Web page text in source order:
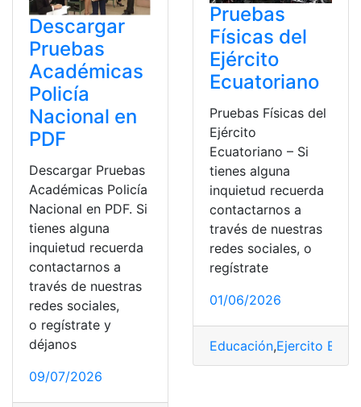
Descargar
Pruebas
Académicas
Policía
Nacional en
PDF
Descargar Pruebas
Académicas Policía
Nacional en PDF. Si
tienes alguna
inquietud recuerda
contactarnos a
través de nuestras
redes sociales,
o regístrate y
déjanos
09/07/2026
Pruebas
Físicas del
Ejército
Ecuatoriano
Pruebas Físicas del
Ejército
Ecuatoriano – Si
tienes alguna
inquietud recuerda
contactarnos a
través de nuestras
redes sociales, o
regístrate
01/06/2026
Educación,Ejercito